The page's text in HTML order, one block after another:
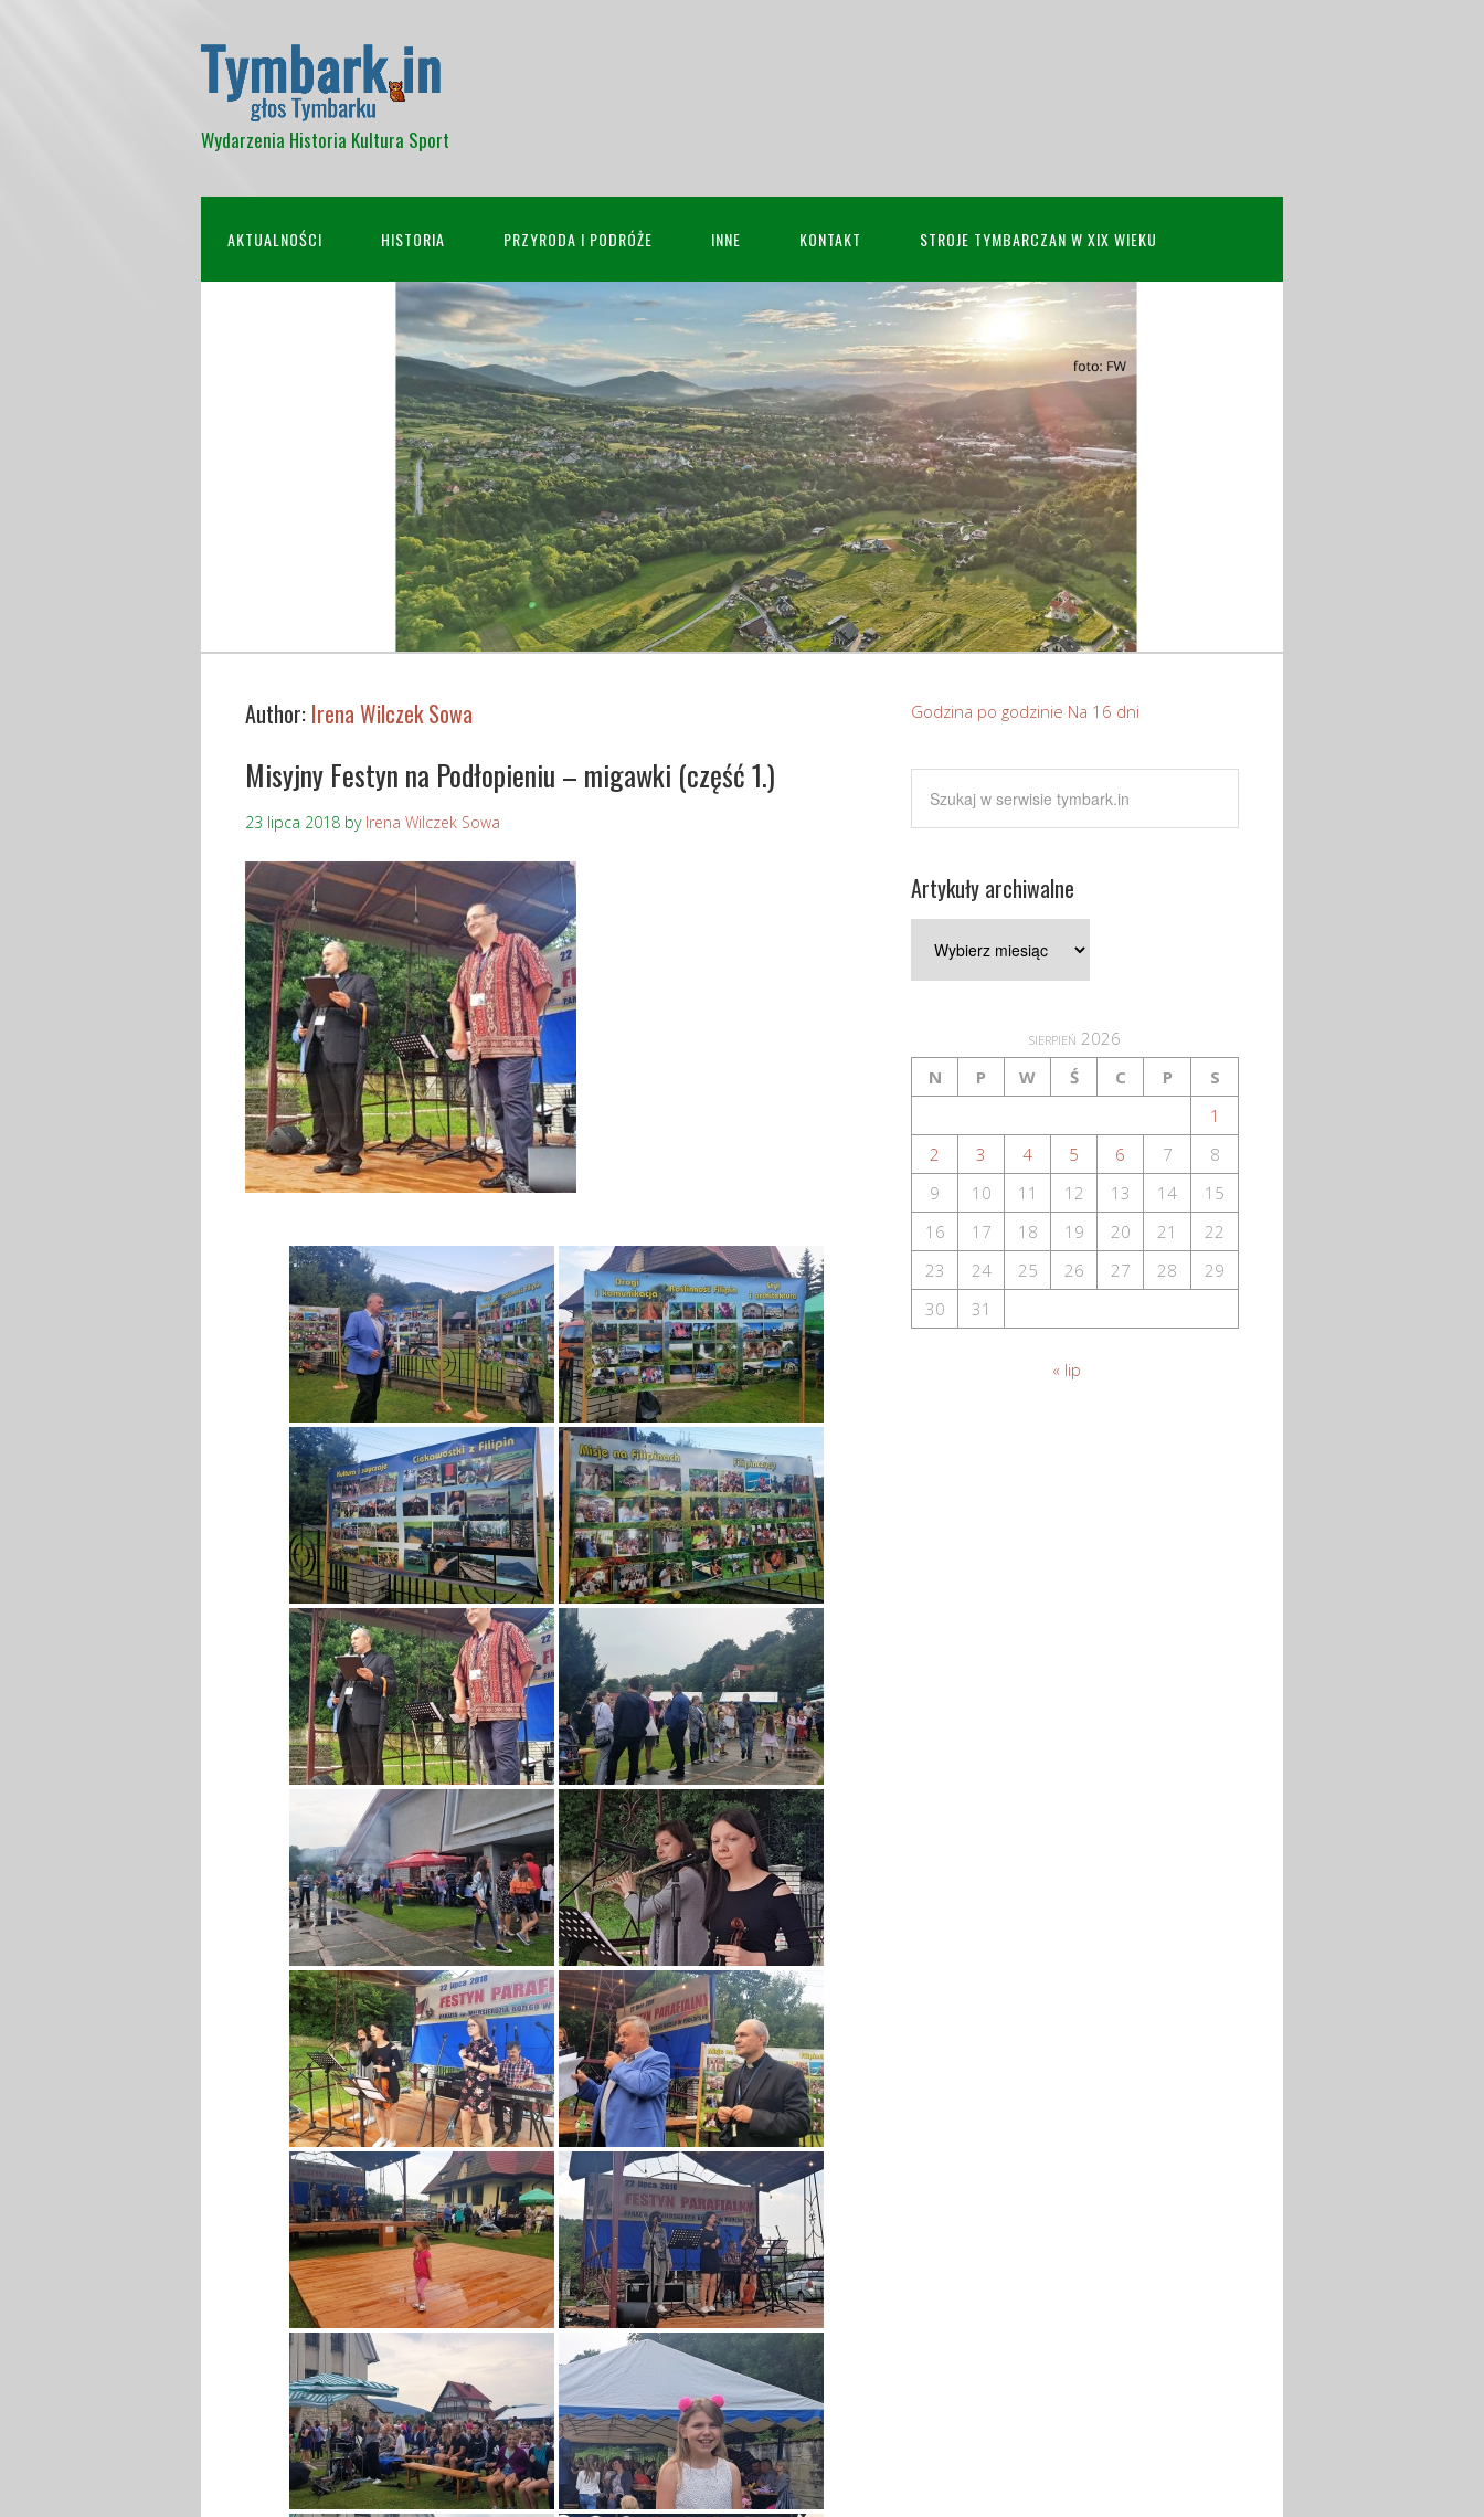
Wydarzenia Historia Kultura Sport
AKTUALNOŚCI HISTORIA PRZYRODA I PODRÓŻE INNE KONTAKT STROJE TYMBARCZAN W XIX WIEKU
Author: Irena Wilczek Sowa
Misyjny Festyn na Podłopieniu – migawki (część 1.)
23 lipca 2018 by Irena Wilczek Sowa
Godzina po godzinie Na 16 dni
Artykuły archiwalne
archiwalne
sierpień 2026
N
P W Ś C P
S
1
2
3 4 5 6 7
8
9
10 11 12 13 14
15
16
17 18 19 20 21
22
23
24 25 26 27 28
29
30
31
« lip